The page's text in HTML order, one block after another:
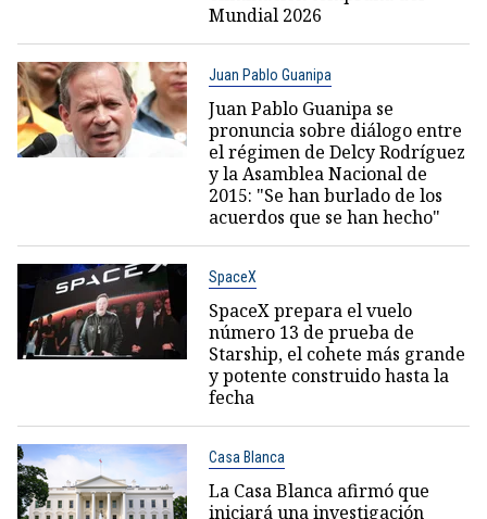
Mundial 2026
Juan Pablo Guanipa
Juan Pablo Guanipa se
pronuncia sobre diálogo entre
el régimen de Delcy Rodríguez
y la Asamblea Nacional de
2015: "Se han burlado de los
acuerdos que se han hecho"
SpaceX
SpaceX prepara el vuelo
número 13 de prueba de
Starship, el cohete más grande
y potente construido hasta la
fecha
Casa Blanca
La Casa Blanca afirmó que
iniciará una investigación